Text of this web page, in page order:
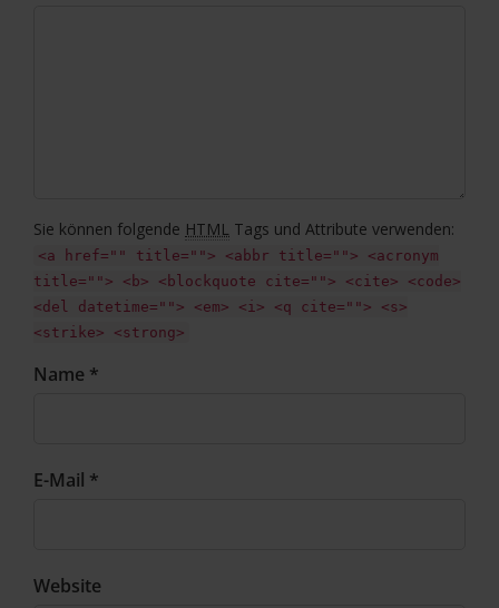
Sie können folgende HTML Tags und Attribute verwenden:
<a href="" title=""> <abbr title=""> <acronym
title=""> <b> <blockquote cite=""> <cite> <code>
<del datetime=""> <em> <i> <q cite=""> <s>
<strike> <strong>
Name *
E-Mail *
Website